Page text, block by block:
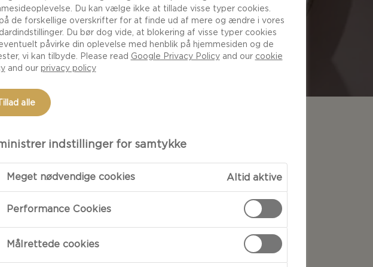
RETTER MED
ØJEBLIK
og elegante toner er vores
af retter – hvad enten du forkæler dig selv,
Du kan vælge ikke at tillade visse typer cookies.
de forskellige overskrifter for at finde ud af mere og ændre i vores
Du bør dog vide, at blokering af visse typer cookies
påvirke din oplevelse med henblik på hjemmesiden og de
vi kan tilbyde. Please read Google Privacy Policyand our cookie
and our privacy policy
alle
indstillinger for samtykke
Meget nødvendige cookies Altid aktive
Performance Cookies
Målrettede cookies